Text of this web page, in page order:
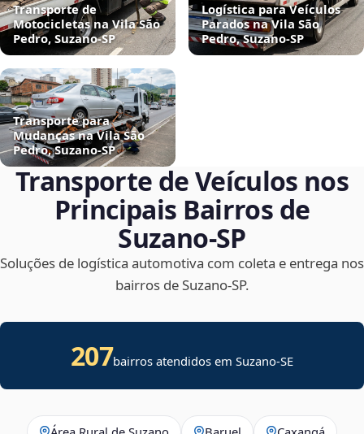
Transporte de
Motocicletas na Vila São
Pedro, Suzano‑SP
Logística para Veículos
Parados na Vila São
Pedro, Suzano‑SP
Transporte para
Mudanças na Vila São
Pedro, Suzano‑SP
Transporte de Veículos nos
Principais Bairros de
Suzano‑SP
Soluções de logística automotiva com coleta e entrega nos
bairros de Suzano‑SP.
207bairros atendidos emSuzano-SE